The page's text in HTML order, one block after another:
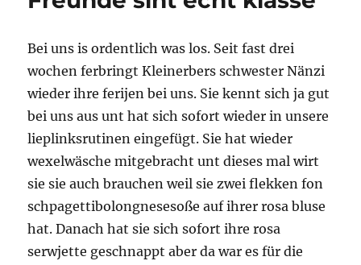
Bei uns is ordentlich was los. Seit fast drei
wochen ferbringt Kleinerbers schwester Nänzi
wieder ihre ferijen bei uns. Sie kennt sich ja gut
bei uns aus unt hat sich sofort wieder in unsere
lieplinksrutinen eingefügt. Sie hat wieder
wexelwäsche mitgebracht unt dieses mal wirt
sie sie auch brauchen weil sie zwei flekken fon
schpagettibolongnesesoße auf ihrer rosa bluse
hat. Danach hat sie sich sofort ihre rosa
serwjette geschnappt aber da war es für die